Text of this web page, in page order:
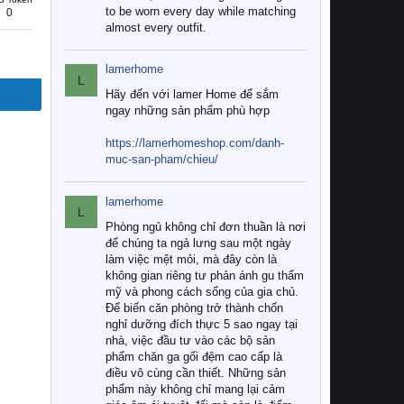
0
to be worn every day while matching
almost every outfit.
L
lamerhome
Hãy đến với lamer Home để sắm
ngay những sản phẩm phù hợp
https://lamerhomeshop.com/danh-
muc-san-pham/chieu/
L
lamerhome
Phòng ngủ không chỉ đơn thuần là nơi
để chúng ta ngả lưng sau một ngày
làm việc mệt mỏi, mà đây còn là
không gian riêng tư phản ánh gu thẩm
mỹ và phong cách sống của gia chủ.
Để biến căn phòng trở thành chốn
nghỉ dưỡng đích thực 5 sao ngay tại
nhà, việc đầu tư vào các bộ sản
phẩm chăn ga gối đệm cao cấp là
điều vô cùng cần thiết. Những sản
phẩm này không chỉ mang lại cảm